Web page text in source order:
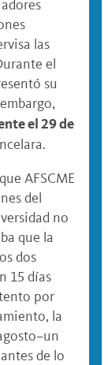
las
el
su
el 29 de
AFSCME
del
no
que la
dos
15 días
por
la
de lo